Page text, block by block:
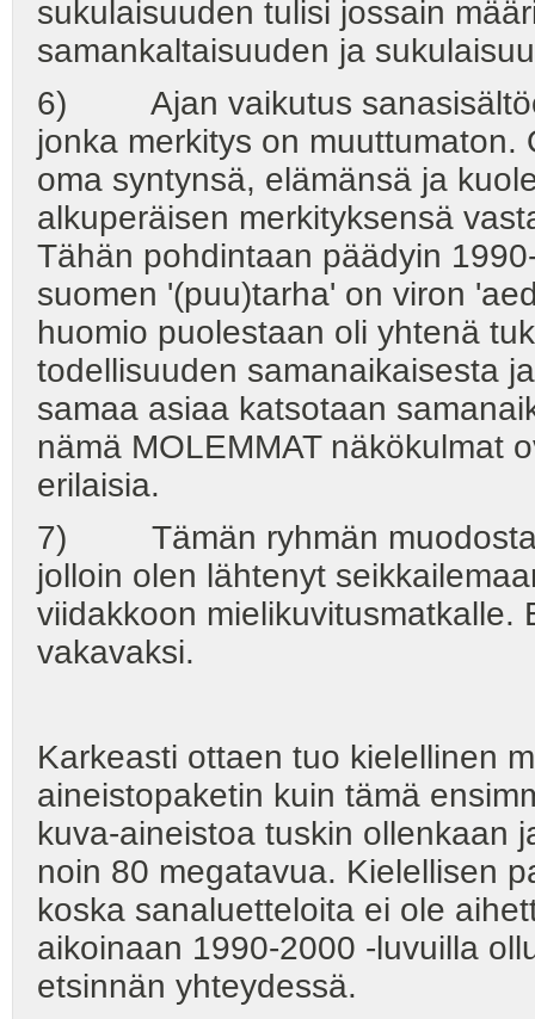
sukulaisuuden tulisi jossain
samankaltaisuuden ja
6) Ajan vaikutus
jonka merkitys on
oma syntynsä, elämänsä ja
alkuperäisen merkityksensä
Tähän pohdintaan päädyin
suomen '(puu)tarha' on viron
huomio puolestaan oli yhtenä
todellisuuden samanaikaisesta
samaa asiaa katsotaan
nämä MOLEMMAT näkökulmat
erilaisia.
7) Tämän ryhmän
jolloin olen lähtenyt
viidakkoon mielikuvitusmatkalle.
vakavaksi.
Karkeasti ottaen tuo kielellinen
aineistopaketin kuin tämä
kuva-aineistoa tuskin ollenkaan
noin 80 megatavua. Kielellisen
koska sanaluetteloita ei ole
aikoinaan 1990-2000 -luvuilla
etsinnän yhteydessä.